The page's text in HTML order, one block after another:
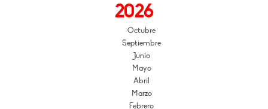
2026
Octubre
Septiembre
Junio
Mayo
Abril
Marzo
Febrero